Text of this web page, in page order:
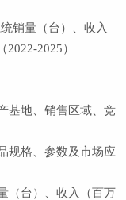
销量（台）、收入
2025）
基地、销售区域、竞
规格、参数及市场应
（台）、收入（百万